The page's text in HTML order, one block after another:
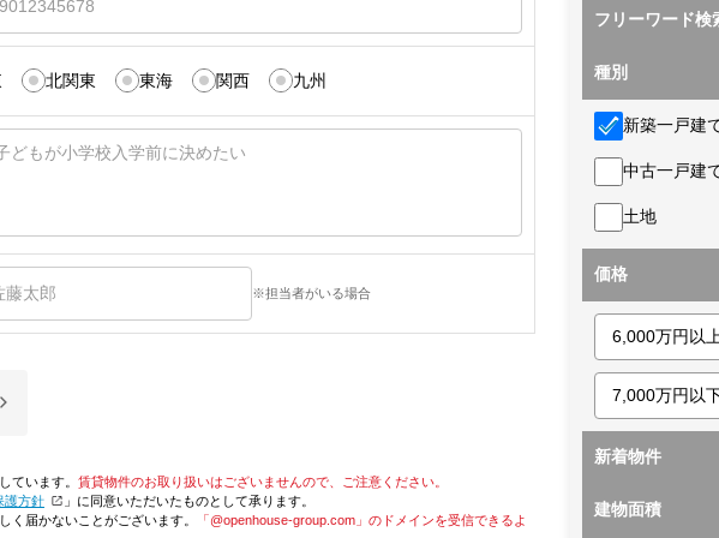
北関東 東海 関西 九州
※担当者がいる場合
ています。 賃貸物件のお取り扱いはございませんので、ご注意ください。
護方針
」に同意いただいたものとして承ります。
く届かないことがございます。
「@openhouse-group.com」のドメインを受信できるよ
フリーワード検
種別
新築一戸建
中古一戸建
土地
価格
新着物件
建物面積